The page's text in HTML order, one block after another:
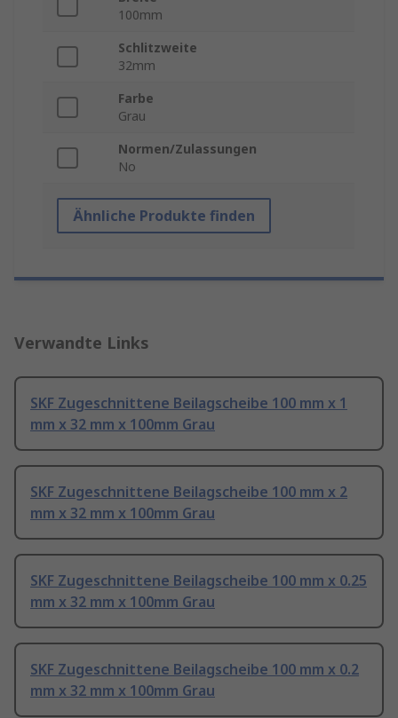
100mm
Schlitzweite
32mm
Farbe
Grau
Normen/Zulassungen
No
Ähnliche Produkte finden
Verwandte Links
SKF Zugeschnittene Beilagscheibe 100 mm x 1
mm x 32 mm x 100mm Grau
SKF Zugeschnittene Beilagscheibe 100 mm x 2
mm x 32 mm x 100mm Grau
SKF Zugeschnittene Beilagscheibe 100 mm x 0.25
mm x 32 mm x 100mm Grau
SKF Zugeschnittene Beilagscheibe 100 mm x 0.2
mm x 32 mm x 100mm Grau